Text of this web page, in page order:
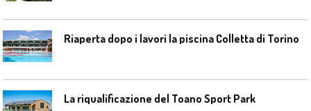
Riaperta dopo i lavori la piscina Colletta di Torino
La riqualificazione del Toano Sport Park